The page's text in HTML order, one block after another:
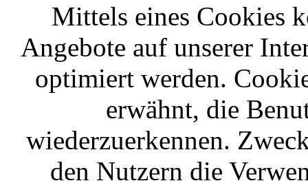
Mittels eines Cookies
Angebote auf unserer
optimiert werden.
erwähnt, die
wiederzuerkennen.
den Nutzern die